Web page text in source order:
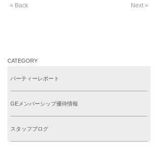
« Back Next »
CATEGORY
パーティーレポート
GEメンバーシップ優待情報
スタッフブログ